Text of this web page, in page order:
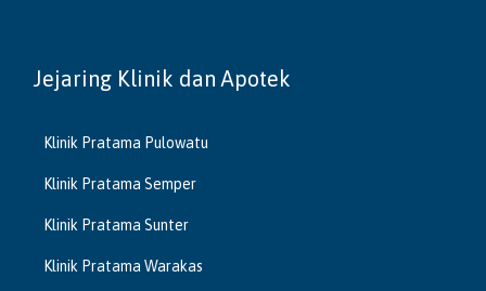
Jejaring Klinik dan Apotek
Klinik Pratama Pulowatu
Klinik Pratama Semper
Klinik Pratama Sunter
Klinik Pratama Warakas